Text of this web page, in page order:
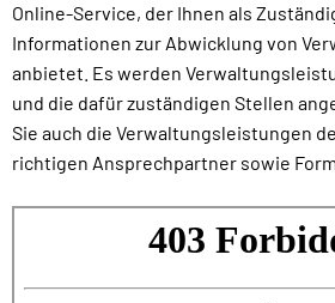
Online-Service, der Ihnen als
Informationen zur Abwicklung von
anbietet. Es werden
und die dafür zuständigen Stellen
Sie auch die Verwaltungsleistungen
richtigen Ansprechpartner sowie